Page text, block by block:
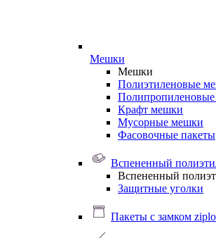
Мешки
Мешки
Полиэтиленовые
Крафт мешки
Мусорные мешки
Фасовочные пакеты
Вспененный
Вспененный
Защитные уголки
Пакеты с замком